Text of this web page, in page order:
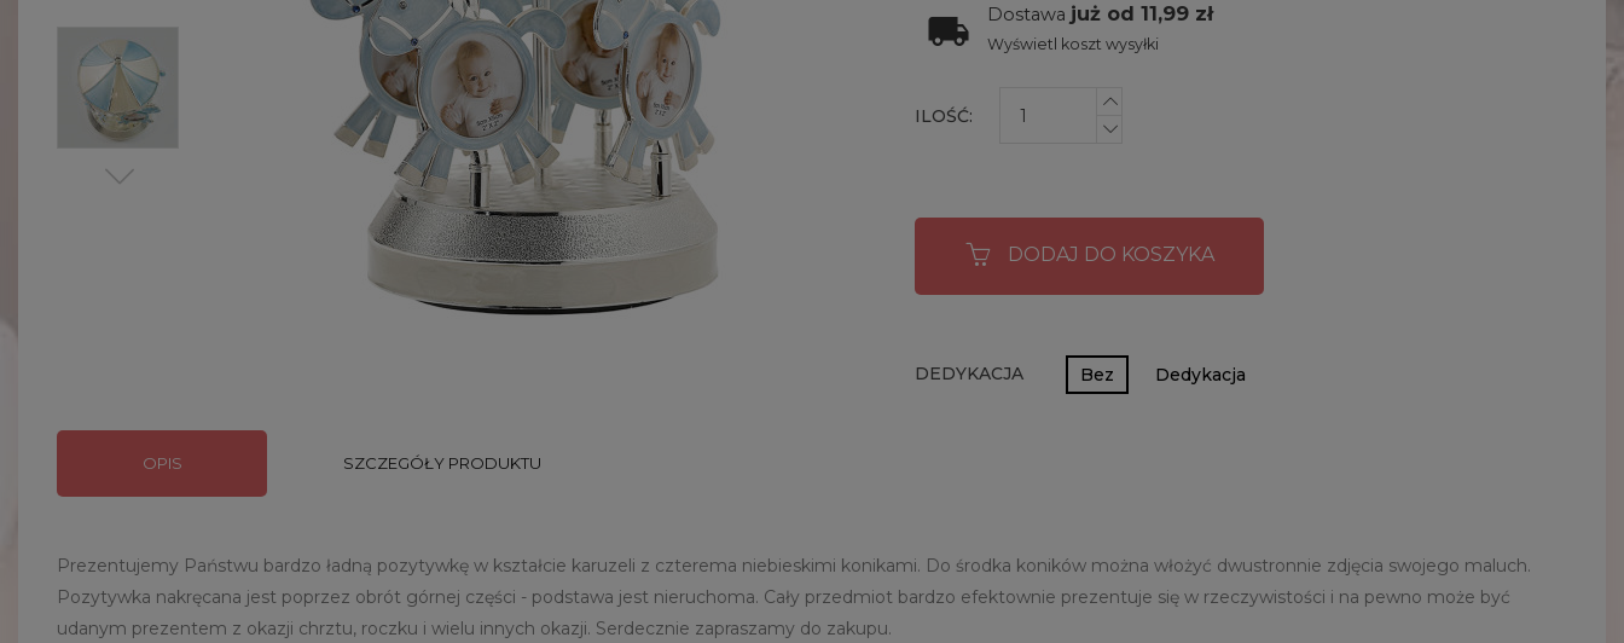
Dostawa już od 11,99 zł
Wyświetl koszt wysyłki
ILOŚĆ:
DODAJ DO KOSZYKA
DEDYKACJA Bez Dedykacja
OPIS SZCZEGÓŁY PRODUKTU
Prezentujemy Państwu bardzo ładną pozytywkę w kształcie karuzeli z czterema niebieskimi konikami. Do środka koników można włożyć dwustronnie zdjęcia swojego maluch.
Pozytywka nakręcana jest poprzez obrót górnej części - podstawa jest nieruchoma. Cały przedmiot bardzo efektownie prezentuje się w rzeczywistości i na pewno może być
udanym prezentem z okazji chrztu, roczku i wielu innych okazji. Serdecznie zapraszamy do zakupu.